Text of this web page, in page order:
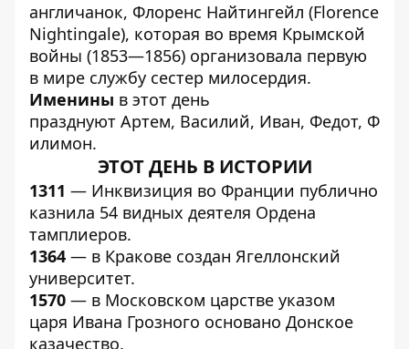
англичанок, Флоренс Найтингейл (Florence
Nightingale), которая во время Крымской
войны (1853—1856) организовала первую
в мире службу сестер милосердия.
Именины в этот день
празднуют Артем, Василий, Иван, Федот, Ф
илимон.
ЭТОТ ДЕНЬ В ИСТОРИИ
1311 — Инквизиция во Франции публично
казнила 54 видных деятеля Ордена
тамплиеров.
1364 — в Кракове создан Ягеллонский
университет.
1570 — в Московском царстве указом
царя Ивана Грозного основано Донское
казачество.